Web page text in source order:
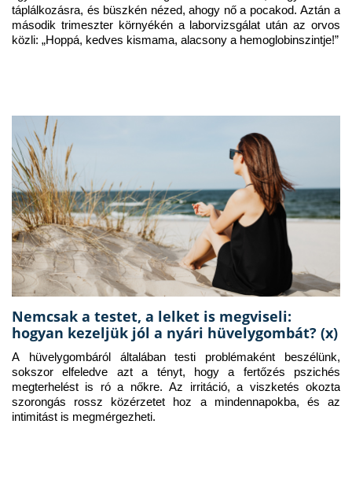
táplálkozásra, és büszkén nézed, ahogy nő a pocakod. Aztán a
második trimeszter környékén a laborvizsgálat után az orvos
közli: „Hoppá, kedves kismama, alacsony a hemoglobinszintje!”
Nemcsak a testet, a lelket is megviseli:
hogyan kezeljük jól a nyári hüvelygombát? (x)
A hüvelygombáról általában testi problémaként beszélünk,
sokszor elfeledve azt a tényt, hogy a fertőzés pszichés
megterhelést is ró a nőkre. Az irritáció, a viszketés okozta
szorongás rossz közérzetet hoz a mindennapokba, és az
intimitást is megmérgezheti.